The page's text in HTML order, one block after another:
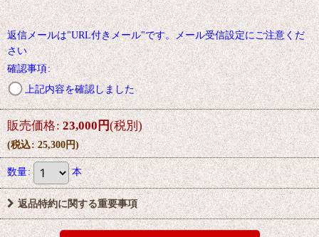
返信メールは"URL付きメール"です。メール受信設定にご注意くだ
さい
確認事項:
上記内容を確認しました
販売価格: 23,000円(税別)
(税込: 25,300円)
数量: 本
返品特約に関する重要事項